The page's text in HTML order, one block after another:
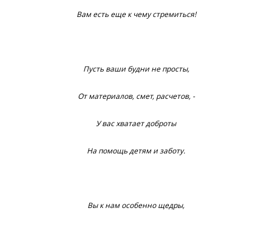
Вам есть еще к чему стремиться!
Пусть ваши будни не просты,
От материалов, смет, расчетов, -
У вас хватает доброты
На помощь детям и заботу.
Вы к нам особенно щедры,